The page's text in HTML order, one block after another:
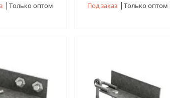
Только оптом Под заказ Только оптом